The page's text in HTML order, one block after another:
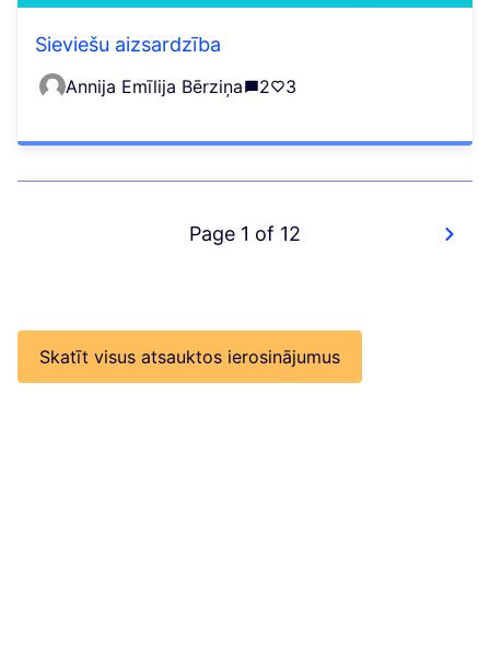
Sieviešu aizsardzība
Annija Emīlija Bērziņa 2 3
Page 1 of 12
Skatīt visus atsauktos ierosinājumus